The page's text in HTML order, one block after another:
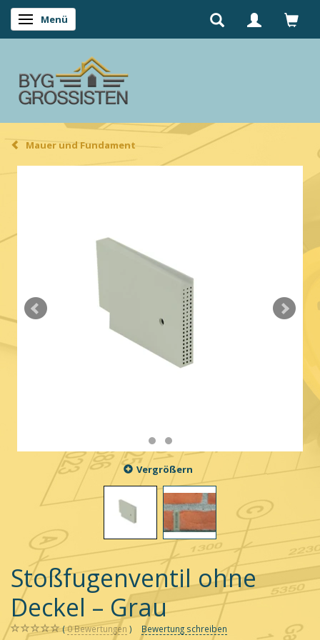
Anzeige ändern
Menü
Mauer und Fundament
Vergrößern
Stoßfugenventil ohne
Deckel – Grau
0Bewertungen Bewertung schreiben